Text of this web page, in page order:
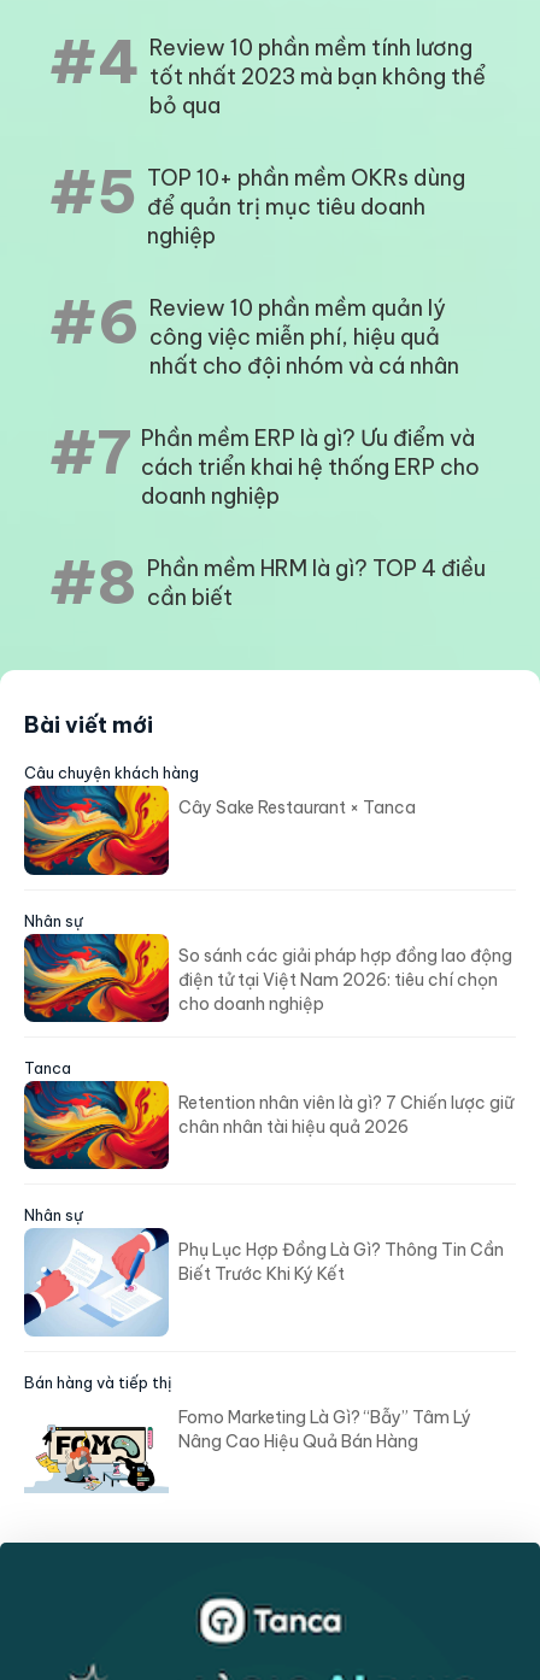
#4 Review 10 phần mềm tính lương
tốt nhất 2023 mà bạn không thể
bỏ qua
#5 TOP 10+ phần mềm OKRs dùng
để quản trị mục tiêu doanh
nghiệp
#6 Review 10 phần mềm quản lý
công việc miễn phí, hiệu quả
nhất cho đội nhóm và cá nhân
#7 Phần mềm ERP là gì? Ưu điểm và
cách triển khai hệ thống ERP cho
doanh nghiệp
#8 Phần mềm HRM là gì? TOP 4 điều
cần biết
Bài viết mới
Câu chuyện khách hàng
Cây Sake Restaurant × Tanca
Nhân sự
So sánh các giải pháp hợp đồng lao động
điện tử tại Việt Nam 2026: tiêu chí chọn
cho doanh nghiệp
Tanca
Retention nhân viên là gì? 7 Chiến lược giữ
chân nhân tài hiệu quả 2026
Nhân sự
Phụ Lục Hợp Đồng Là Gì? Thông Tin Cần
Biết Trước Khi Ký Kết
Bán hàng và tiếp thị
Fomo Marketing Là Gì? “Bẫy” Tâm Lý
Nâng Cao Hiệu Quả Bán Hàng